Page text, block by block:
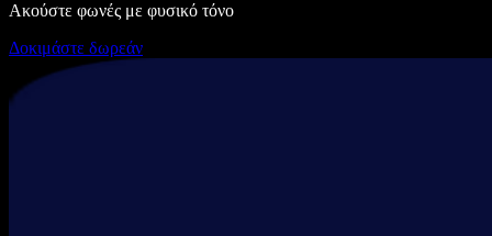
Ακούστε φωνές με φυσικό τόνο
Δοκιμάστε δωρεάν